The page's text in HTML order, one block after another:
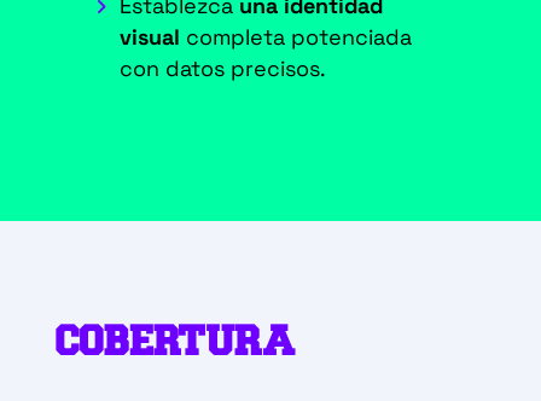
visual completa potenciada
con datos precisos.
COBERTURA